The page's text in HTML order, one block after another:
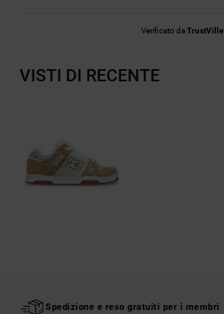
Verificato daTrustVille
VISTI DI RECENTE
Spedizione e reso gratuiti per i membri